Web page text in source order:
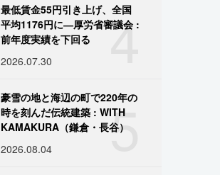
4
最低賃金55円引き上げ、全国
平均1176円に―厚労省審議会 :
前年度実績を下回る
2026.07.30
5
豪雪の地と海辺の町で220年の
時を刻んだ伝統建築 : WITH
KAMAKURA（鎌倉・長谷）
2026.08.04